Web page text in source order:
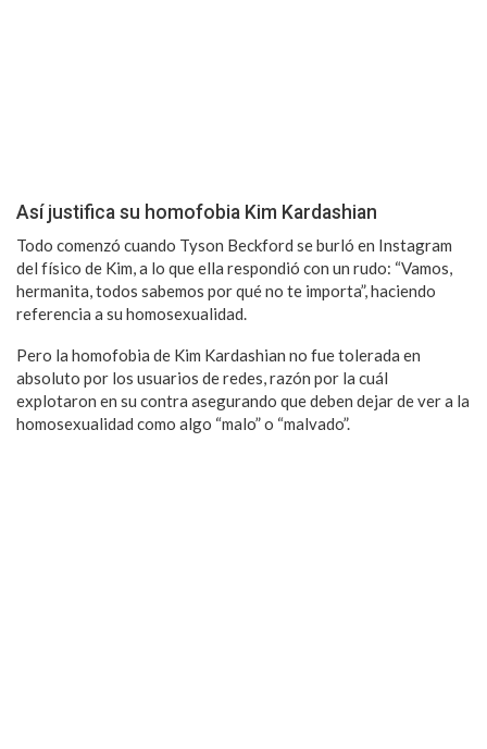
Así justifica su homofobia Kim Kardashian
Todo comenzó cuando Tyson Beckford se burló en Instagram
del físico de Kim, a lo que ella respondió con un rudo: “Vamos,
hermanita, todos sabemos por qué no te importa”, haciendo
referencia a su homosexualidad.
Pero la homofobia de Kim Kardashian no fue tolerada en
absoluto por los usuarios de redes, razón por la cuál
explotaron en su contra asegurando que deben dejar de ver a la
homosexualidad como algo “malo” o “malvado”.